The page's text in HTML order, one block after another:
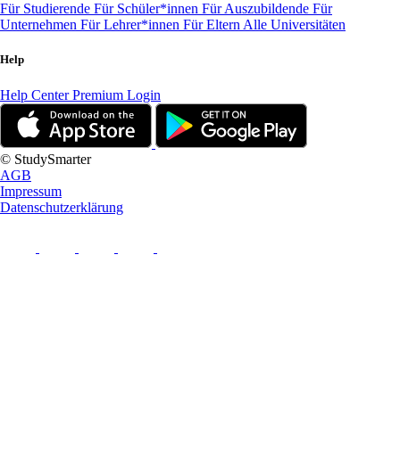
Für Studierende Für Schüler*innen Für Auszubildende Für
Unternehmen Für Lehrer*innen Für Eltern Alle Universitäten
Help
Help CenterPremium Login
© StudySmarter
AGB
Impressum
Datenschutzerklärung